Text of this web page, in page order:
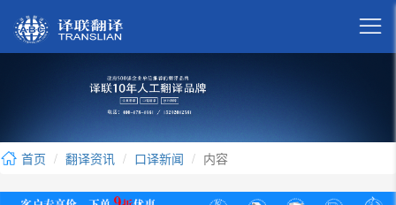

首页 翻译资讯 口译新闻 内容